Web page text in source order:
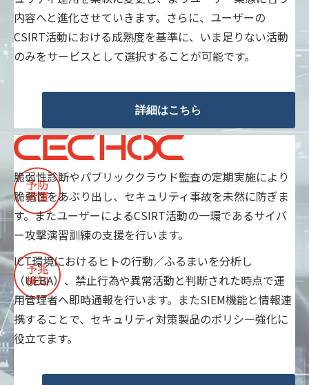
内容へと進化させていきます。さらに、ユーザーの
CSIRT活動における成熟度を基準に、いま足りない活動
のみをサービスとして選択することが可能です。
詳細はこちら
脆弱性診断やパブリッククラウド監査の定期実施により
脆弱性をあぶり出し、セキュリティ事故を未然に防ぎま
す。またユーザーによるCSIRT活動の一環であるサイバ
ー攻撃演習訓練の支援を行います。
ICT環境におけるヒトの行動／ふるまいを分析し
（UEBA）、禁止行為や異常活動と判断された時点で運
用管理者へ即時通報を行います。またSIEM機能と情報連
携することで、セキュリティ対策製品のポリシー強化に
役立てます。